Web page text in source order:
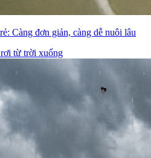
Càng đơn giản, càng dễ nuôi lâu
từ trời xuống